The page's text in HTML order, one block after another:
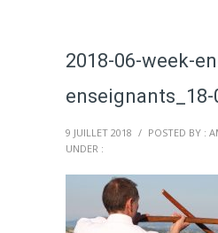
2018-06-week-
enseignants_18-
9 JUILLET 2018 / POSTED BY :
UNDER :